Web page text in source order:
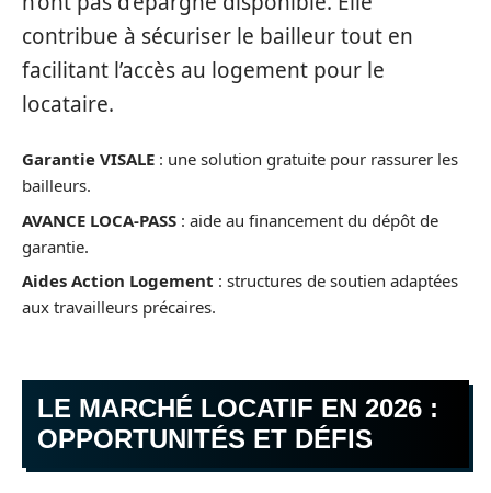
contribue à sécuriser le bailleur tout en
facilitant l’accès au logement pour le
locataire.
Garantie VISALE : une solution gratuite pour rassurer les
bailleurs.
AVANCE LOCA-PASS : aide au financement du dépôt de
garantie.
Aides Action Logement : structures de soutien adaptées
aux travailleurs précaires.
LE MARCHÉ LOCATIF EN 2026 :
OPPORTUNITÉS ET DÉFIS